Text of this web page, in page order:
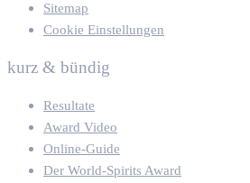
Sitemap
Cookie Einstellungen
kurz & bündig
Resultate
Award Video
Online-Guide
Der World-Spirits Award